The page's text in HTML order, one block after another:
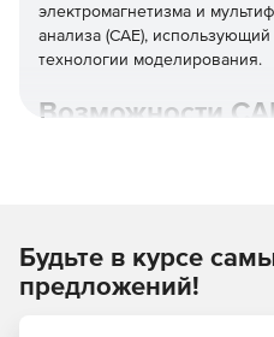
электромагнетизма и
анализа (CAE),
технологии моделирования.
Возможности
Автоматическое
позволяет создавать
Будьте в курсе
предложений!